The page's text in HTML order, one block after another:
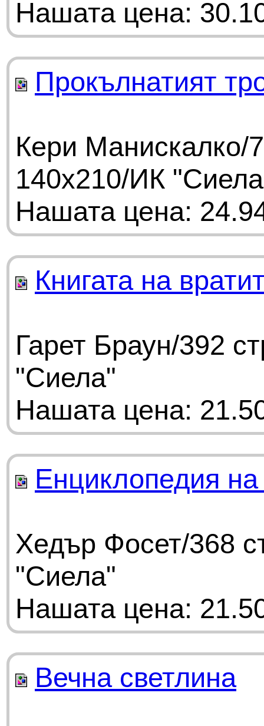
Нашата цена:
Прокълнатият
Кери Манискалко/
140х210/ИК
Нашата цена:
Книгата на
Гарет Браун/392
"Сиела"
Нашата цена:
Енциклопедия
Хедър Фосет/368
"Сиела"
Нашата цена:
Вечна светлина